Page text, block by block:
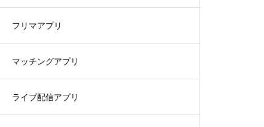
フリマアプリ
マッチングアプリ
ライブ配信アプリ